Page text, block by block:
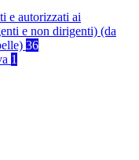
e autorizzati ai
e non dirigenti) (da
36
1